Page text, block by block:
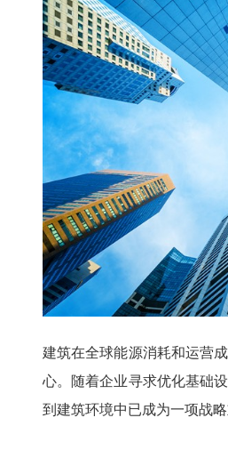
建筑在全球能源消耗和运营
心。随着企业寻求优化基础
到建筑环境中已成为一项战略
【智慧城市】华为政务云